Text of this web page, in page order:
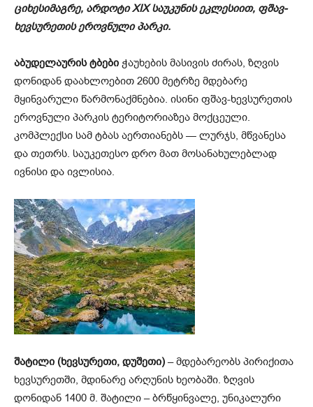
ციხესიმაგრე, არდოტი XIX საუკუნის ეკლესიით, ფშავ-
ხევსურეთის ეროვნული პარკი.
აბუდელაურის ტბები ჭაუხების მასივის ძირას, ზღვის
დონიდან დაახლოებით 2600 მეტრზე მდებარე
მყინვარული წარმონაქმნებია. ისინი ფშავ-ხევსურეთის
ეროვნული პარკის ტერიტორიაზეა მოქცეული.
კომპლექსი სამ ტბას აერთიანებს — ლურჯს, მწვანესა
და თეთრს. საუკეთესო დრო მათ მოსანახულებლად
ივნისი და ივლისია.
შატილი (ხევსურეთი, დუშეთი) – მდებარეობს პირიქითა
ხევსურეთში, მდინარე არღუნის ხეობაში. ზღვის
დონიდან 1400 მ. შატილი – ბრწყინვალე, უნიკალური